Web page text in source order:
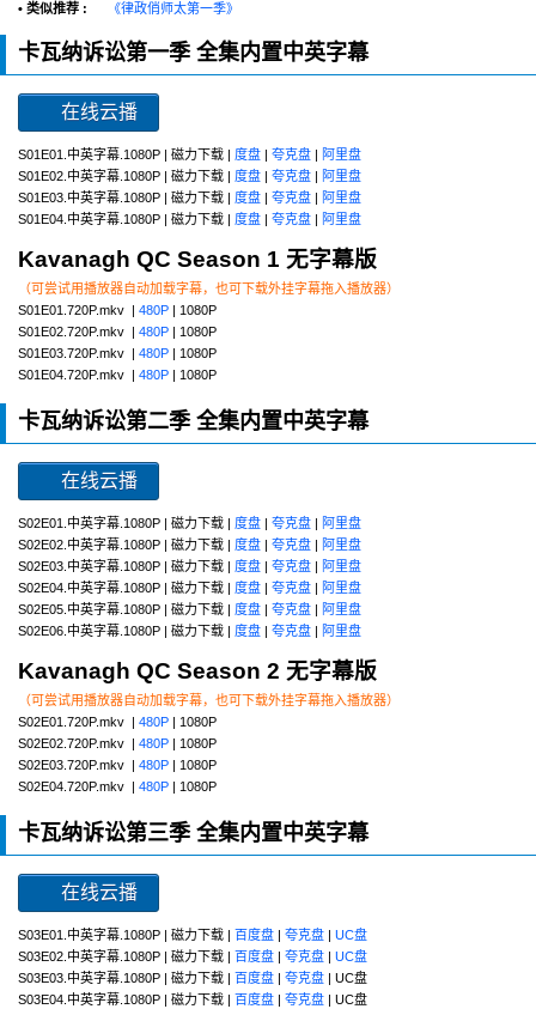
• 类似推荐 :
《律政俏师太第一季》
卡瓦纳诉讼第一季 全集内置中英字幕
在线云播
S01E01.中英字幕.1080P | 磁力下载 | 度盘 | 夸克盘 | 阿里盘
S01E02.中英字幕.1080P | 磁力下载 | 度盘 | 夸克盘 | 阿里盘
S01E03.中英字幕.1080P | 磁力下载 | 度盘 | 夸克盘 | 阿里盘
S01E04.中英字幕.1080P | 磁力下载 | 度盘 | 夸克盘 | 阿里盘
Kavanagh QC Season 1 无字幕版
（可尝试用播放器自动加载字幕，也可下载外挂字幕拖入播放器）
S01E01.720P.mkv | 480P | 1080P
S01E02.720P.mkv | 480P | 1080P
S01E03.720P.mkv | 480P | 1080P
S01E04.720P.mkv | 480P | 1080P
卡瓦纳诉讼第二季 全集内置中英字幕
在线云播
S02E01.中英字幕.1080P | 磁力下载 | 度盘 | 夸克盘 | 阿里盘
S02E02.中英字幕.1080P | 磁力下载 | 度盘 | 夸克盘 | 阿里盘
S02E03.中英字幕.1080P | 磁力下载 | 度盘 | 夸克盘 | 阿里盘
S02E04.中英字幕.1080P | 磁力下载 | 度盘 | 夸克盘 | 阿里盘
S02E05.中英字幕.1080P | 磁力下载 | 度盘 | 夸克盘 | 阿里盘
S02E06.中英字幕.1080P | 磁力下载 | 度盘 | 夸克盘 | 阿里盘
Kavanagh QC Season 2 无字幕版
（可尝试用播放器自动加载字幕，也可下载外挂字幕拖入播放器）
S02E01.720P.mkv | 480P | 1080P
S02E02.720P.mkv | 480P | 1080P
S02E03.720P.mkv | 480P | 1080P
S02E04.720P.mkv | 480P | 1080P
卡瓦纳诉讼第三季 全集内置中英字幕
在线云播
S03E01.中英字幕.1080P | 磁力下载 | 百度盘 | 夸克盘 | UC盘
S03E02.中英字幕.1080P | 磁力下载 | 百度盘 | 夸克盘 | UC盘
S03E03.中英字幕.1080P | 磁力下载 | 百度盘 | 夸克盘 | UC盘
S03E04.中英字幕.1080P | 磁力下载 | 百度盘 | 夸克盘 | UC盘